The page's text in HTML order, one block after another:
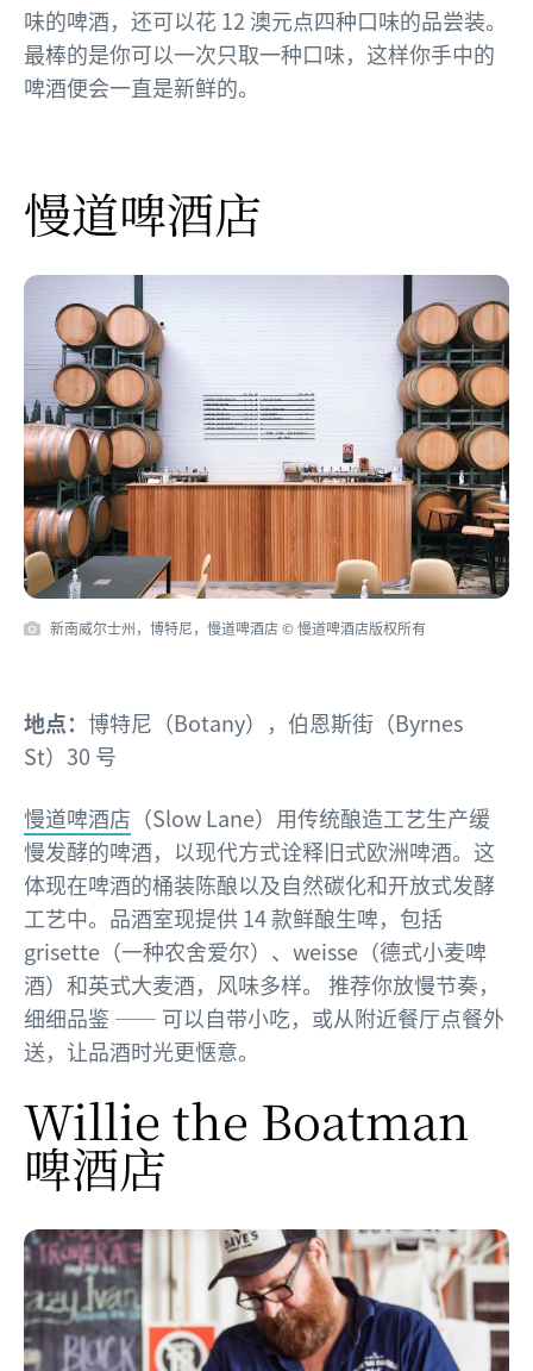
味的啤酒，还可以花 12 澳元点四种口味的品尝装。
最棒的是你可以一次只取一种口味，这样你手中的
啤酒便会一直是新鲜的。
慢道啤酒店
新南威尔士州，博特尼，慢道啤酒店 © 慢道啤酒店版权所有
地点： 博特尼（Botany），伯恩斯街（Byrnes
St）30 号
慢道啤酒店 （Slow Lane）用传统酿造工艺生产缓
慢发酵的啤酒，以现代方式诠释旧式欧洲啤酒。这
体现在啤酒的桶装陈酿以及自然碳化和开放式发酵
工艺中。品酒室现提供 14 款鲜酿生啤，包括
grisette（一种农舍爱尔）、weisse（德式小麦啤
酒）和英式大麦酒，风味多样。 推荐你放慢节奏，
细细品鉴 —— 可以自带小吃，或从附近餐厅点餐外
送，让品酒时光更惬意。
Willie the Boatman
啤酒店